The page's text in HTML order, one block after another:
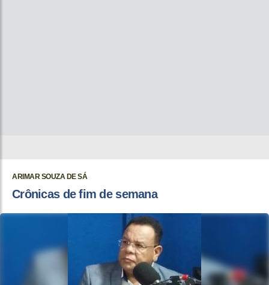
ARIMAR SOUZA DE SÁ
Crônicas de fim de semana